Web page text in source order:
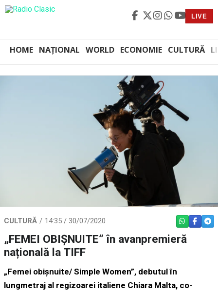
LIVE
HOME NAȚIONAL WORLD ECONOMIE CULTURĂ
CULTURĂ 14:35 / 30/07/2020 WHATSAPP
„FEMEI OBIȘNUITE” în avanpremieră
națională la TIFF
„Femei obișnuite/ Simple Women”, debutul în
lungmetraj al regizoarei italiene Chiara Malta, co-